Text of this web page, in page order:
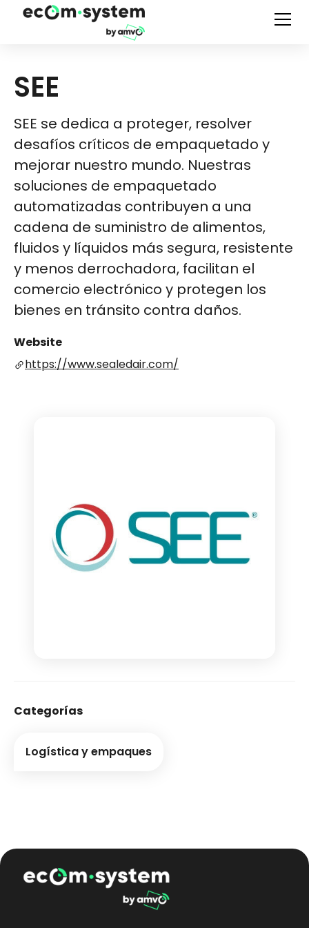
SEE
SEE se dedica a proteger, resolver
desafíos críticos de empaquetado y
mejorar nuestro mundo. Nuestras
soluciones de empaquetado
automatizadas contribuyen a una
cadena de suministro de alimentos,
fluidos y líquidos más segura, resistente
y menos derrochadora, facilitan el
comercio electrónico y protegen los
bienes en tránsito contra daños.
Website
https://www.sealedair.com/
Categorías
Logística y empaques